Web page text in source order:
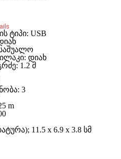
ტიპი: USB
დიახ
1.2 მ
3
m
11.5 x 6.9 x 3.8 სმ